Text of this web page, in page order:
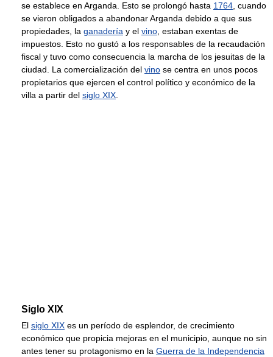
se establece en Arganda. Esto se prolongó hasta 1764, cuando
se vieron obligados a abandonar Arganda debido a que sus
propiedades, la ganadería y el vino, estaban exentas de
impuestos. Esto no gustó a los responsables de la recaudación
fiscal y tuvo como consecuencia la marcha de los jesuitas de la
ciudad. La comercialización del vino se centra en unos pocos
propietarios que ejercen el control político y económico de la
villa a partir del siglo XIX.
Siglo XIX
El siglo XIX es un período de esplendor, de crecimiento
económico que propicia mejoras en el municipio, aunque no sin
antes tener su protagonismo en la Guerra de la Independencia